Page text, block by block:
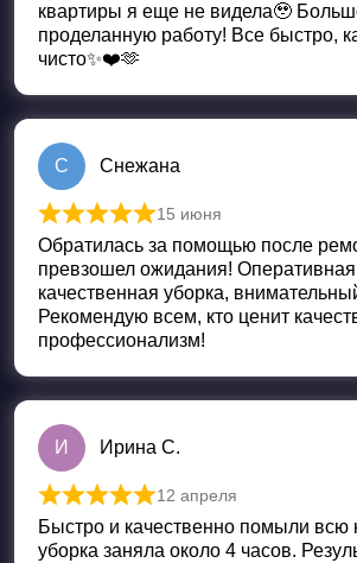
квартиры я еще не видела🥹
проделанную работу! Все быстро,
чисто✨❤️🫶
С Снежана
Оценка
15 июня
Обратилась за помощью после
превзошел ожидания! Оперативная
качественная уборка,
Рекомендую всем, кто ценит
профессионализм!
И Ирина С.
Оценка из 5
12 апреля
Быстро и качественно помыли всю
уборка заняла около 4 часов.